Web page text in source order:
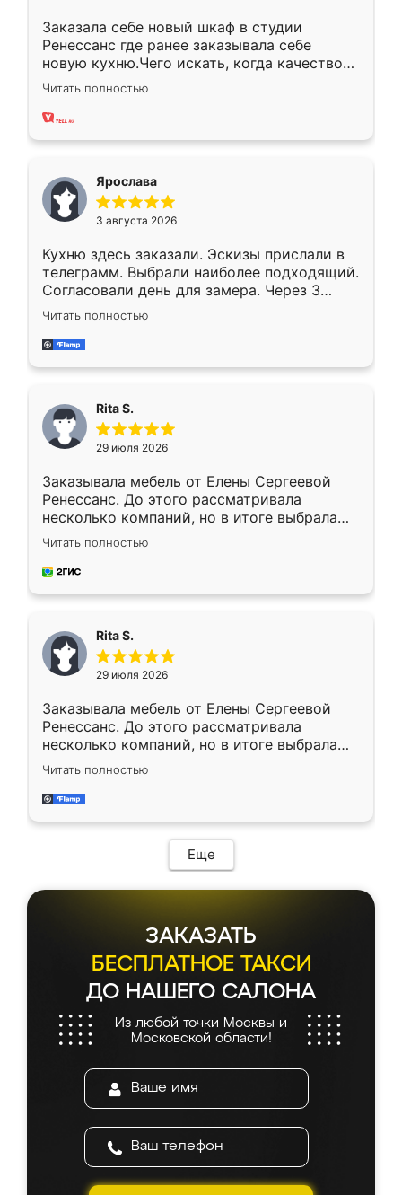
Заказала себе новый шкаф в студии
Ренессанс где ранее заказывала себе
новую кухню.Чего искать, когда качеством
вполне довольна. Служит кухня уже почти
два года, нареканий нет.
Читать полностью
Ярослава
3 августа 2026
Кухню здесь заказали. Эскизы прислали в
телеграмм. Выбрали наиболее подходящий.
Согласовали день для замера. Через 3
недели кухня была уже готова. Остались
довольны работой. Спасибо Ренессанс
мебель за качественную работу!
Читать полностью
Rita S.
29 июля 2026
Заказывала мебель от Елены Сергеевой
Ренессанс. До этого рассматривала
несколько компаний, но в итоге выбрала
эту. Сначала обговорили условия, потом
приехал замерщик, всё спокойно объяснил
и снял размеры. Изготовили в срок, с
каких-либо доработок. Качеством осталась
довольна, все выглядит так, как и ожидала.
Читать полностью
Rita S.
29 июля 2026
Заказывала мебель от Елены Сергеевой
Ренессанс. До этого рассматривала
несколько компаний, но в итоге выбрала
эту. Сначала обговорили условия, потом
приехал замерщик, всё спокойно объяснил
и снял размеры. Изготовили в срок, с
мебель сразу встала на свое место без
каких-либо доработок. Качеством осталась
довольна, все выглядит так, как и ожидала.
Читать полностью
Еще
ЗАКАЗАТЬ
БЕСПЛАТНОЕ ТАКСИ
ДО НАШЕГО САЛОНА
Из любой точки Москвы и
Московской области!